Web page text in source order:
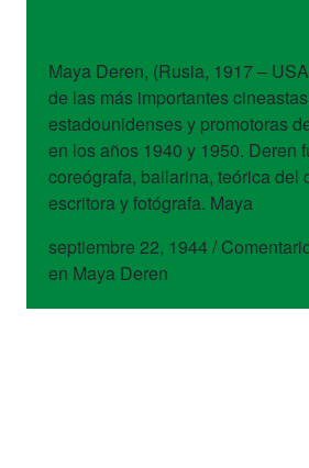
Maya Deren, (Rusia, 1917 –
de las más importantes
estadounidenses y promotoras
en los años 1940 y 1950. Deren
coreógrafa, bailarina, teórica del
escritora y fotógrafa. Maya
septiembre 22, 1944/
en Maya Deren